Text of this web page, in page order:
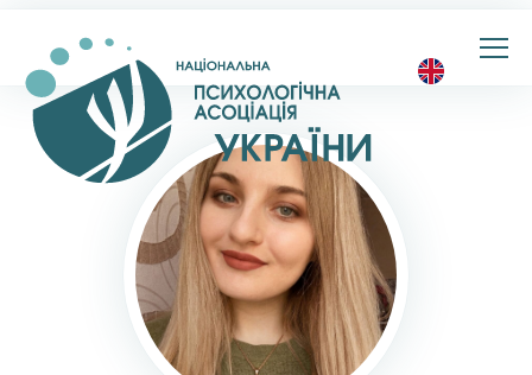
Національна
психологічна